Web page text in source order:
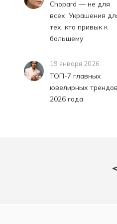
Chopard — не для
всех. Украшения
тех, кто привык к
большему
19 января 2026
ТОП-7 главных
ювелирных трендов
2026 года